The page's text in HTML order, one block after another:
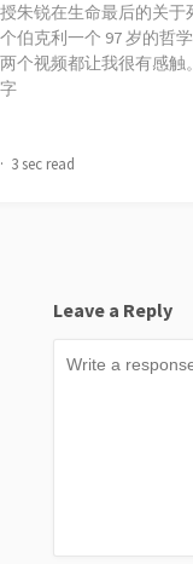
朱锐在生命最后的关于
伯克利一个 97 岁的哲
个视频都让我很有感触
3 sec read
Leave a Reply